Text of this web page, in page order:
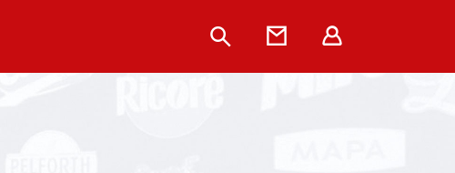
Rechercher
Contact